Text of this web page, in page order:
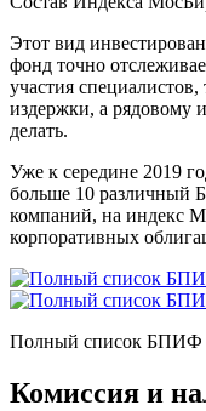
Этот вид
фонд точно
участия
издержки, а рядовому
делать.
Уже к середине 2019
больше 10 различный
компаний, на индекс
корпоративных
Полный список БПИФ
Комиссия и